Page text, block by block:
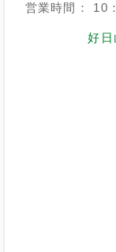
営業時間： 10
好日